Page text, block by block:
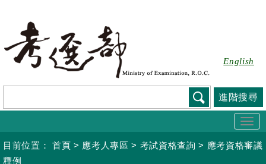
要
容
English
進階搜尋
目前位置： 首頁 > 應考人專區 > 考試資格查詢 > 應考資格審議
釋例